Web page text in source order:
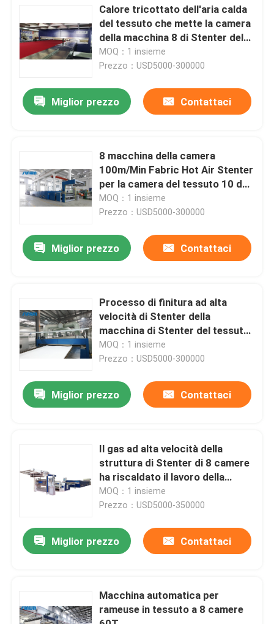
Circa noi
Giro della fabbrica
Richieda una citazione
macchina dello stenter del tessuto
Macchina di Stenter del tessuto
Calore tricottato dell'aria calda
del tessuto che mette la camera
della macchina 8 di Stenter del
tessuto
MOQ：1 insieme
Prezzo：USD5000-300000
Miglior prezzo Contattaci
8 macchina della camera
100m/Min Fabric Hot Air Stenter
per la camera del tessuto 10 del
vello
MOQ：1 insieme
Prezzo：USD5000-300000
Miglior prezzo Contattaci
Processo di finitura ad alta
velocità di Stenter della
macchina di Stenter del tessuto
dell'olio termico del poliestere
MOQ：1 insieme
Prezzo：USD5000-300000
Miglior prezzo Contattaci
Il gas ad alta velocità della
struttura di Stenter di 8 camere
ha riscaldato il lavoro della
macchina di Stenter del tessuto
MOQ：1 insieme
Prezzo：USD5000-350000
Miglior prezzo Contattaci
Macchina automatica per
rameuse in tessuto a 8 camere